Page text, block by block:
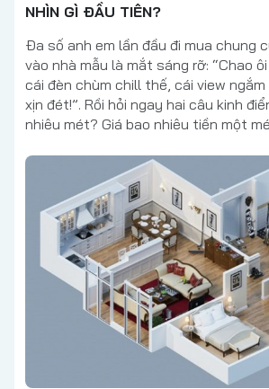
NHÌN GÌ ĐẦU TIÊN?
Đa số anh em lần đầu đi mua chung
vào nhà mẫu là mắt sáng rỡ: “Chao
cái đèn chùm chill thế, cái view
xịn đét!”. Rồi hỏi ngay hai câu kinh
nhiêu mét? Giá bao nhiêu tiền một